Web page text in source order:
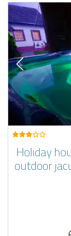
Holiday
outdoor